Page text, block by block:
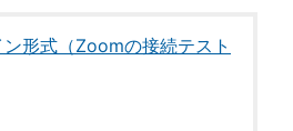
形式（Zoomの接続テスト